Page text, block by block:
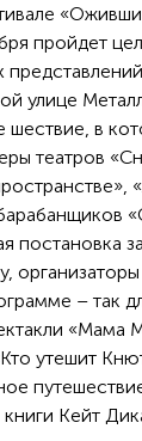
пройдет
улице
шествие, в
театров
постановка
– так
«Мама
утешит
Кейт